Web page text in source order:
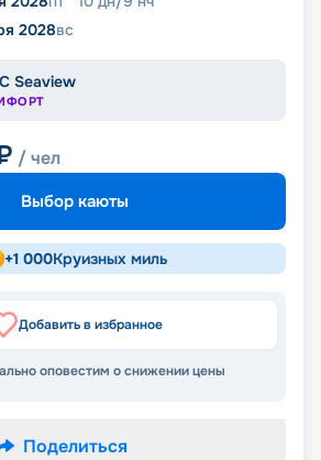
2028вс
Seaview
/ чел
Выбор каюты
+1 000Круизных миль
Добавить в избранное
оповестим о снижении цены
Поделиться